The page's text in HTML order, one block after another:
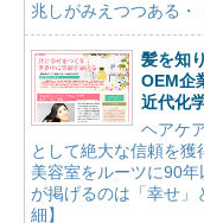
兆しがみえつつある・
髪を知
OEM企
近代化
ヘアケ
として絶大な信頼を獲
美容室をルーツに90
が掲げるのは「幸せ」
細】